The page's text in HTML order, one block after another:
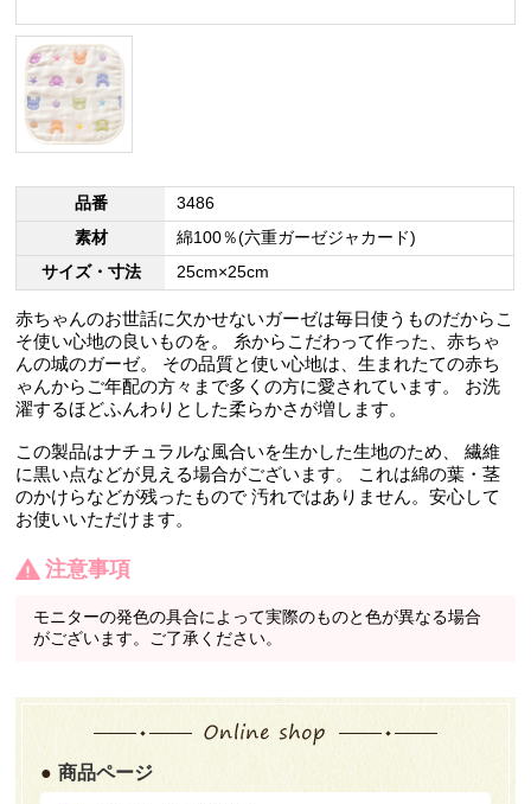
品番
3486
素材
綿100％(六重ガーゼジャカード)
サイズ・寸法
25cm×25cm
赤ちゃんのお世話に欠かせないガーゼは毎日使うものだからこ
そ使い心地の良いものを。 糸からこだわって作った、赤ちゃ
んの城のガーゼ。 その品質と使い心地は、生まれたての赤ち
ゃんからご年配の方々まで多くの方に愛されています。 お洗
濯するほどふんわりとした柔らかさが増します。
この製品はナチュラルな風合いを生かした生地のため、 繊維
に黒い点などが見える場合がございます。 これは綿の葉・茎
のかけらなどが残ったもので 汚れではありません。安心して
お使いいただけます。
注意事項
モニターの発色の具合によって実際のものと色が異なる場合
がございます。ご了承ください。
商品ページ